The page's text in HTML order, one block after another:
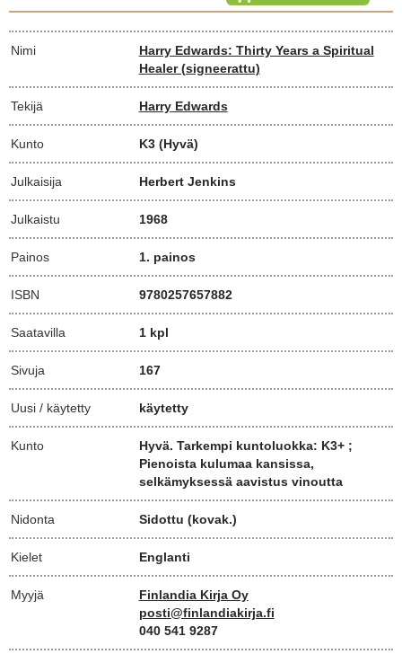
Nimi
Harry Edwards: Thirty Years a Spiritual
Healer (signeerattu)
Tekijä Harry Edwards
Kunto K3 (Hyvä)
Julkaisija Herbert Jenkins
Julkaistu 1968
Painos 1. painos
ISBN 9780257657882
Saatavilla 1 kpl
Sivuja 167
Uusi / käytetty käytetty
Kunto
Hyvä. Tarkempi kuntoluokka: K3+ ;
Pienoista kulumaa kansissa,
selkämyksessä aavistus vinoutta
Nidonta Sidottu (kovak.)
Kielet Englanti
Myyjä
Finlandia Kirja Oy
posti@finlandiakirja.fi
040 541 9287